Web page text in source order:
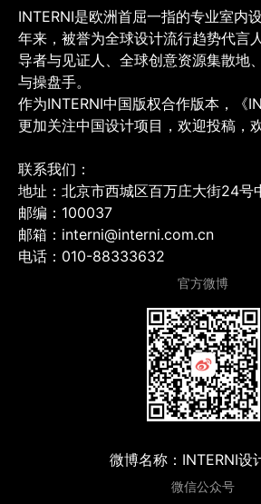
INTERNI是欧洲首屈一指的专业室内
年来，被誉为全球设计流行趋势代言
导者与见证人、全球创意资源集散地
与操盘手。
作为INTERNI中国版权合作版本，《
更加关注中国设计项目，欢迎投稿，
联系我们：
地址：北京市西城区百万庄大街24号
邮编：100037
邮箱：interni@interni.com.cn
电话：010-88333632
官方微博
微博名称：INTERNI设
微信公众号